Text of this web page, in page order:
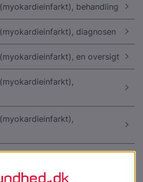
behandling
diagnosen
en oversigt